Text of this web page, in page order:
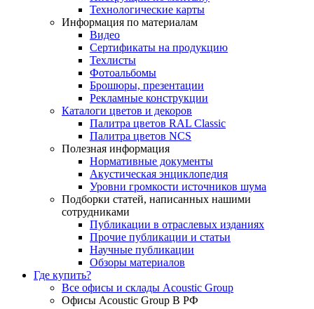
Технологические карты
Информация по материалам
Видео
Сертификаты на продукцию
Техлисты
Фотоальбомы
Брошюры, презентации
Рекламные конструкции
Каталоги цветов и декоров
Палитра цветов RAL Сlassic
Палитра цветов NCS
Полезная информация
Нормативные документы
Акустическая энциклопедия
Уровни громкости источников шума
Подборки статей, написанных нашими
сотрудниками
Публикации в отраслевых изданиях
Прочие публикации и статьи
Научные публикации
Обзоры материалов
Где купить?
Все офисы и склады Acoustic Group
Офисы Acoustic Group В РФ